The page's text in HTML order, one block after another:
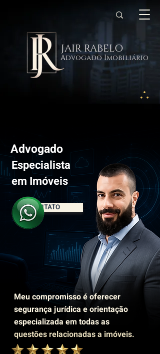
JAIR RABELO
Advogado Imobiliário
Advogado
Especialista
em Imóveis
CONTATO
Meu compromisso é oferecer
segurança jurídica e orientação
especializada em todas as
questões relacionadas a imóveis.